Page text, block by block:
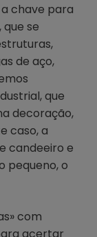
chave para
, que se
de aço,
que
decoração,
caso, a
candeeiro e
pequeno, o
com
acertar